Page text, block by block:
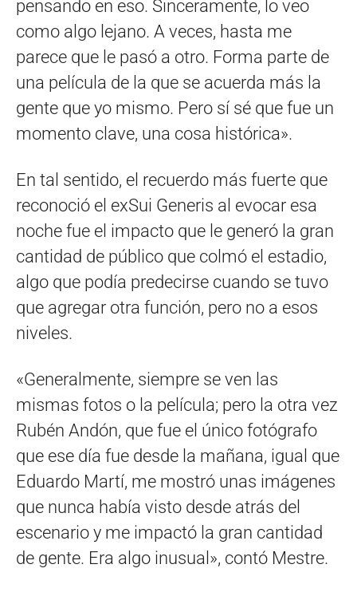
pensando en eso. Sinceramente, lo veo
como algo lejano. A veces, hasta me
parece que le pasó a otro. Forma parte de
una película de la que se acuerda más la
gente que yo mismo. Pero sí sé que fue un
momento clave, una cosa histórica».
En tal sentido, el recuerdo más fuerte que
reconoció el exSui Generis al evocar esa
noche fue el impacto que le generó la gran
cantidad de público que colmó el estadio,
algo que podía predecirse cuando se tuvo
que agregar otra función, pero no a esos
niveles.
«Generalmente, siempre se ven las
mismas fotos o la película; pero la otra vez
Rubén Andón, que fue el único fotógrafo
que ese día fue desde la mañana, igual que
Eduardo Martí, me mostró unas imágenes
que nunca había visto desde atrás del
escenario y me impactó la gran cantidad
de gente. Era algo inusual», contó Mestre.